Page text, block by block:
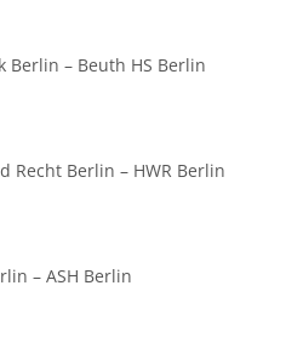
Berlin – Beuth HS Berlin
Recht Berlin – HWR Berlin
– ASH Berlin